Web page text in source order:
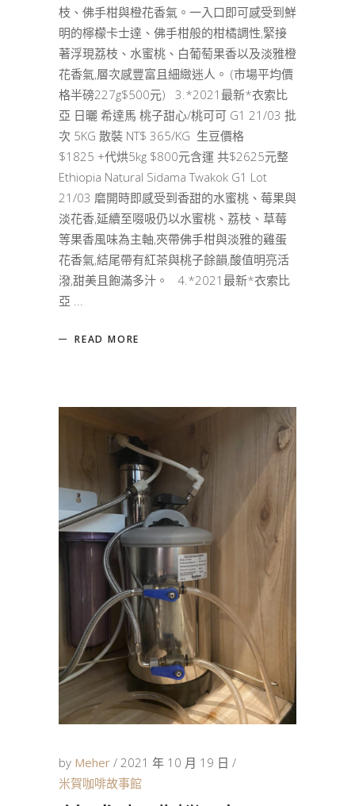
枝、佛手柑與橙花香氣。一入口即可感受到鮮
明的檸檬卡士達、佛手柑般的柑橘調性,緊接
著浮現荔枝、水蜜桃、白葡萄果香以及淡雅橙
花香氣,層次感豐富且細緻迷人。 (市場平均價
格半磅227g$500元) 3.*2021最新*衣索比
亞 日曬 希達馬 桃子甜心/桃可可 G1 21/03 批
次 5KG 散裝 NT$ 365/KG 生豆價格
$1825 +代烘5kg $800元含運 共$2625元整
Ethiopia Natural Sidama Twakok G1 Lot
21/03 磨開時即感受到香甜的水蜜桃、莓果與
淡花香,延續至啜吸仍以水蜜桃、荔枝、草莓
等果香風味為主軸,夾帶佛手柑與淡雅的雞蛋
花香氣,結尾帶有紅茶與桃子餘韻,酸值明亮活
潑,甜美且飽滿多汁。 4.*2021最新*衣索比
亞
READ MORE
by Meher
2021 年 10 月 19 日
米賀咖啡故事館